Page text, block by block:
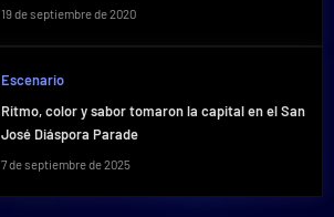
19 de septiembre de 2020
Escenario
Ritmo, color y sabor tomaron la capital en el San
José Diáspora Parade
7 de septiembre de 2025